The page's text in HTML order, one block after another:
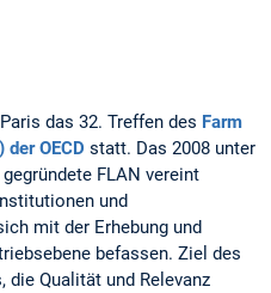
das 32. Treffen des Farm
OECD statt. Das 2008 unter
FLAN vereint
und
mit der Erhebung und
befassen. Ziel des
Qualität und Relevanz